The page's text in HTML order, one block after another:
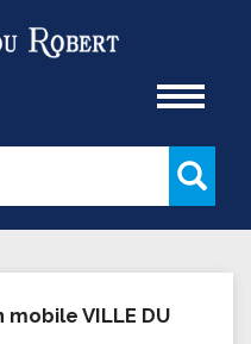
VILLE DU